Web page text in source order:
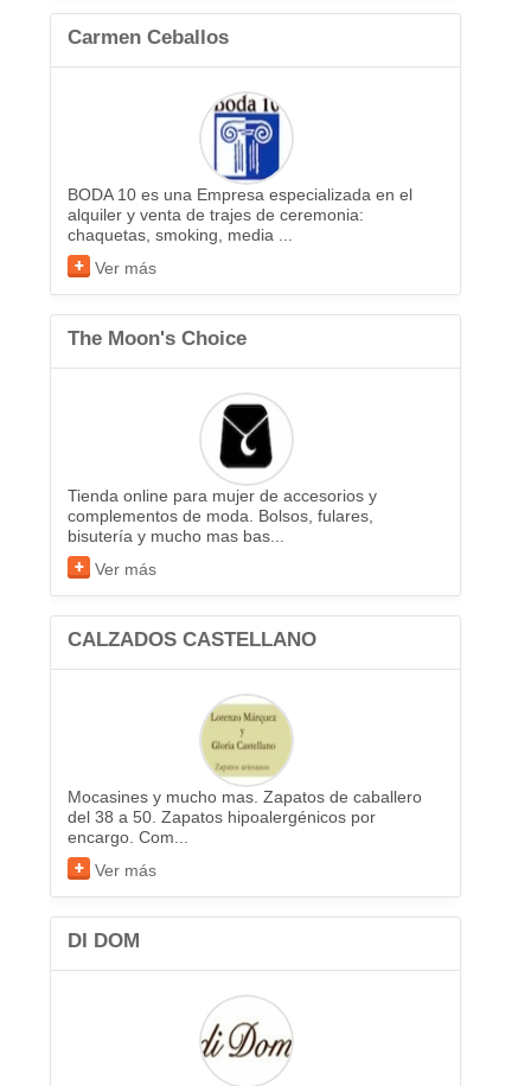
Carmen Ceballos
BODA 10 es una Empresa especializada en el
alquiler y venta de trajes de ceremonia:
chaquetas, smoking, media ...
Ver más
The Moon's Choice
Tienda online para mujer de accesorios y
complementos de moda. Bolsos, fulares,
bisutería y mucho mas bas...
Ver más
CALZADOS CASTELLANO
Mocasines y mucho mas. Zapatos de caballero
del 38 a 50. Zapatos hipoalergénicos por
encargo. Com...
Ver más
DI DOM